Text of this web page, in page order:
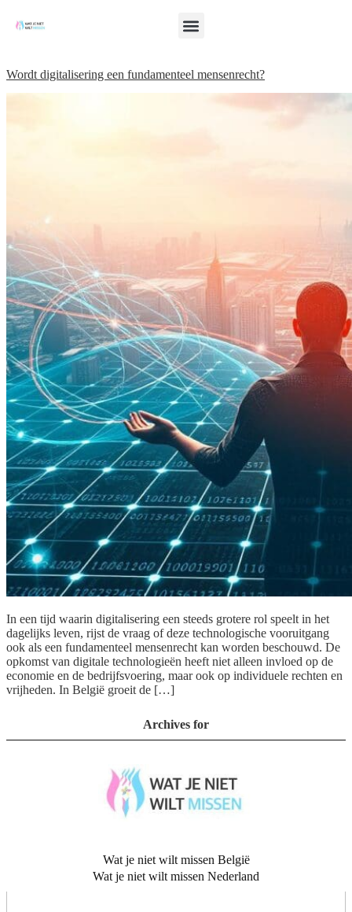
Wordt digitalisering een fundamenteel mensenrecht?
In een tijd waarin digitalisering een steeds grotere rol speelt in het
dagelijks leven, rijst de vraag of deze technologische vooruitgang
ook als een fundamenteel mensenrecht kan worden beschouwd. De
opkomst van digitale technologieën heeft niet alleen invloed op de
economie en de bedrijfsvoering, maar ook op individuele rechten en
vrijheden. In België groeit de […]
Archives for
Wat je niet wilt missen België
Wat je niet wilt missen Nederland